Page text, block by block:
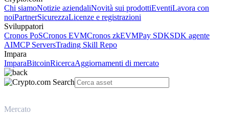
Chi siamoNotizie aziendaliNovità sui prodottiEventiLavora con
noiPartnerSicurezzaLicenze e registrazioni
Sviluppatori
Cronos PoSCronos EVMCronos zkEVMPay SDKSDK agente
AIMCP ServersTrading Skill Repo
Impara
ImparaBitcoinRicercaAggiornamenti di mercato
Mercato